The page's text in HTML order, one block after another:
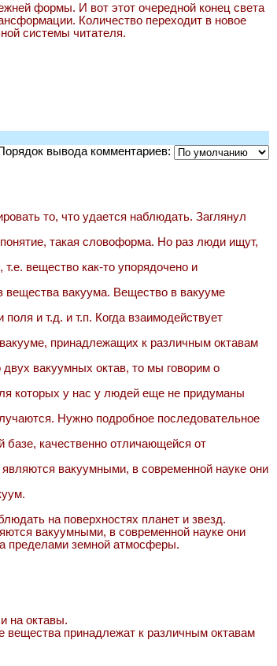
формы. И вот этот очередной конец света
Количество переходит в новое
системы читателя.
вывода комментариев:
то, что удается наблюдать. Заглянул
такая словоформа. Но раз люди ищут,
вещество как-то упорядочено и
вещества вакуума. Вещество в вакууме
и т.д. и т.п. Когда взаимодействует
принадлежащих к различным октавам
вакуумных октав, то мы говорим о
которых у нас у людей еще не придуманы
Нужно подробное последовательное
качественно отличающейся от
вакуумными, в современной науке они
на поверхностях планет и звезд.
вакуумными, в современной науке они
пределами земной атмосферы.
на октавы.
вещества принадлежат к различным октавам